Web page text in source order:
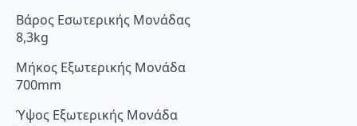
Βάρος Εσωτερικής Μονάδας
8,3kg
Μήκος Εξωτερικής Μονάδα
700mm
Ύψος Εξωτερικής Μονάδα